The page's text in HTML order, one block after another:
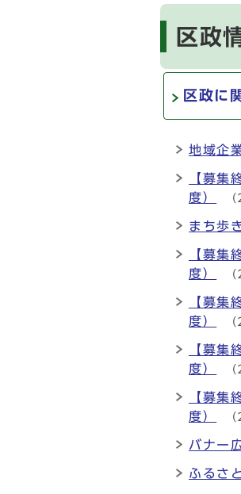
区政
区政に
地域企
【募集
度）
まち歩
【募集
度）
【募集
度）
【募集
度）
【募集
度）
バナー
ふるさ